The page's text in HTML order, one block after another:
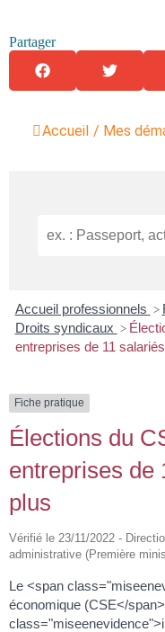
Partager
Accueil / Mes
Accueil professionnels >
Droits syndicaux >
entreprises de 11
Fiche pratique
Élections du
entreprises de
plus
Vérifié le 23/11/2022 -
administrative (Première
Le <span
économique (CSE</